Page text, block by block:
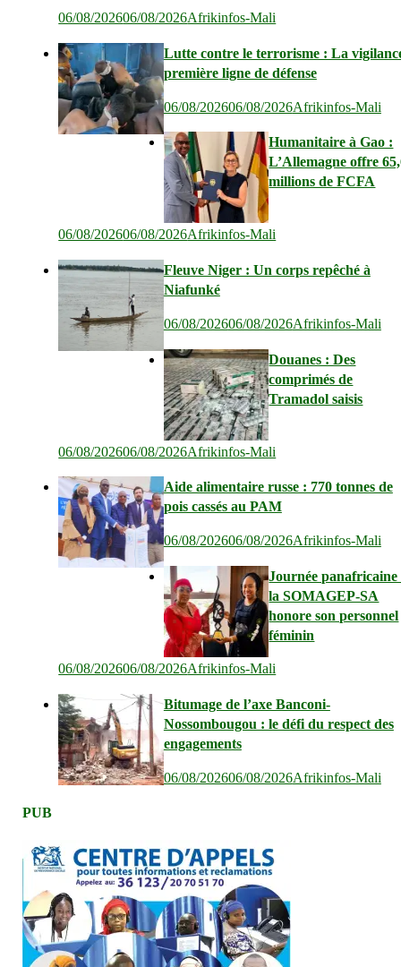
06/08/202606/08/2026Afrikinfos-Mali
Lutte contre le terrorisme : La
première ligne de défense
06/08/202606/08/2026Afrikinfos-Mali
Humanitaire à Gao :
L’Allemagne offre
millions de FCFA
06/08/202606/08/2026Afrikinfos-Mali
Fleuve Niger : Un corps repêché à
Niafunké
06/08/202606/08/2026Afrikinfos-Mali
Douanes : Des
comprimés de
Tramadol saisis
06/08/202606/08/2026Afrikinfos-Mali
Aide alimentaire russe : 770 tonnes de
pois cassés au PAM
06/08/202606/08/2026Afrikinfos-Mali
Journée panafricaine
la SOMAGEP-SA
honore son personnel
féminin
06/08/202606/08/2026Afrikinfos-Mali
Bitumage de l’axe Banconi-
Nossombougou : le défi du respect des
engagements
06/08/202606/08/2026Afrikinfos-Mali
PUB